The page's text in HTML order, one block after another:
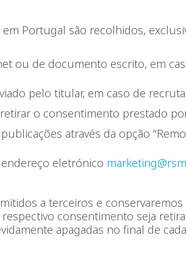
Portugal são recolhidos,
ou de documento escrito, em
pelo titular, em caso de
o consentimento prestado
através da opção
eletrónico
a terceiros e
consentimento seja
apagadas no final de